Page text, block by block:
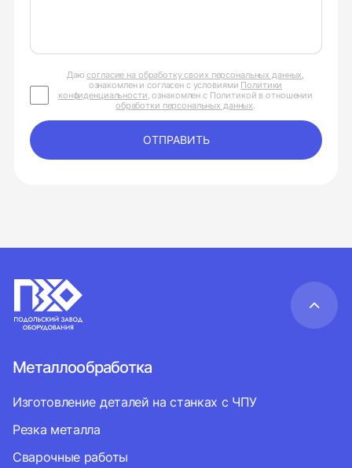
Даюсогласие на обработку своих персональных данных,
ознакомлен и согласен с условиями Политики
конфиденциальности, ознакомлен с Политикой в отношении
обработки персональных данных.
ОТПРАВИТЬ
Металлообработка
Изготовление деталей на станках с ЧПУ
Резка металла
Сварочные работы